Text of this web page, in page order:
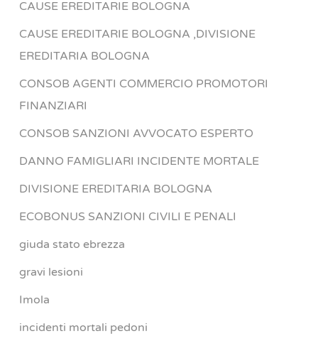
CAUSE EREDITARIE BOLOGNA
CAUSE EREDITARIE BOLOGNA ,DIVISIONE
EREDITARIA BOLOGNA
CONSOB AGENTI COMMERCIO PROMOTORI
FINANZIARI
CONSOB SANZIONI AVVOCATO ESPERTO
DANNO FAMIGLIARI INCIDENTE MORTALE
DIVISIONE EREDITARIA BOLOGNA
ECOBONUS SANZIONI CIVILI E PENALI
giuda stato ebrezza
gravi lesioni
Imola
incidenti mortali pedoni